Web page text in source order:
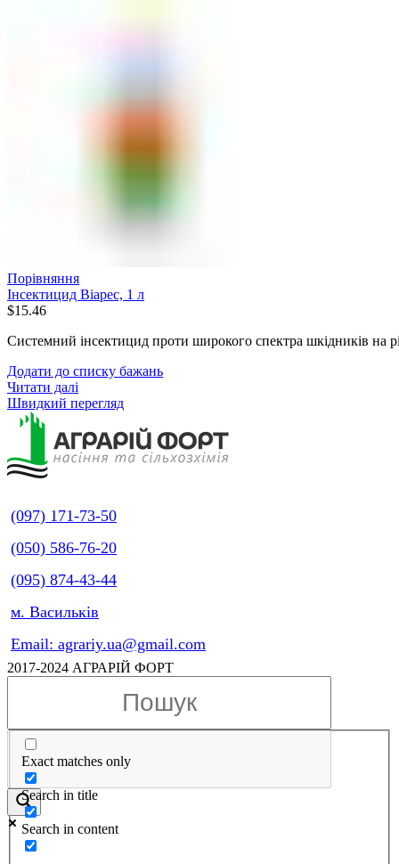
Порівняння
Інсектицид Віарес, 1 л
$15.46
Системний інсектицид проти широкого спектра шкідників на
Додати до списку бажань
Читати далі
Швидкий перегляд
(097) 171-73-50
(050) 586-76-20
(095) 874-43-44
м. Васильків
Email: agrariy.ua@gmail.com
2017-2024 АГРАРІЙ ФОРТ
Exact matches only
Search in title
Search in content